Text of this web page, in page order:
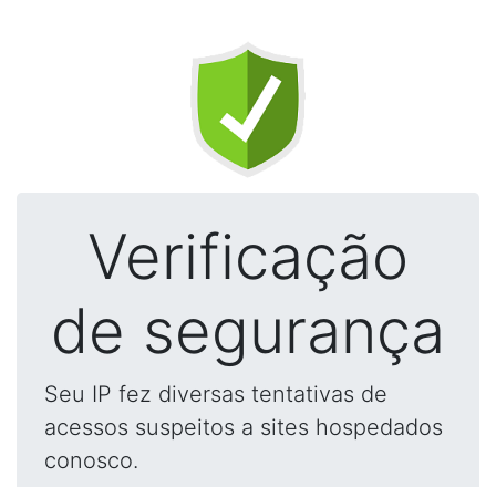
Verificação
de segurança
Seu IP fez diversas tentativas de
acessos suspeitos a sites hospedados
conosco.